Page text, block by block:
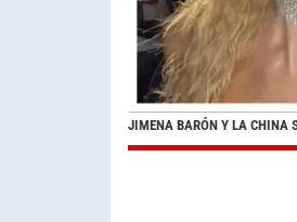
JIMENA BARÓN Y LA CHINA